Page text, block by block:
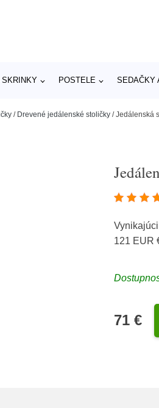
SKRINKY POSTELE SEDAČKY
/ Drevené jedálenské stoličky /Jedálenská
121 EUR
71 €